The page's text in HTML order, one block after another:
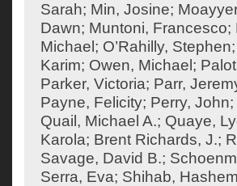
Sarah; Min, Josine;
Dawn; Muntoni, Francesco;
Michael ; O’Rahilly, Stephen;
Karim; Owen, Michael ;
Parker, Victoria; Parr,
Payne, Felicity; Perry, John;
Quail, Michael A.; Quaye,
Karola; Brent Richards, J.;
Savage, David B.;
Serra, Eva; Shihab, Hashem